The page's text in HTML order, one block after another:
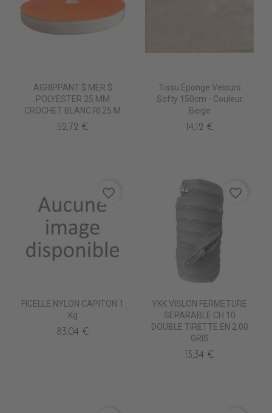
AGRIPPANT $ MER $
POLYESTER 25 MM
CROCHET BLANC Rl 25 M
52,72 €
Tissu Éponge Velours
Softy 150cm - Couleur
Beige
14,12 €
FICELLE NYLON CAPITON 1
Kg
83,04 €
favorite_border
YKK VISLON FERMETURE
SEPARABLE CH 10
DOUBLE TIRETTE EN 2.00
GRIS
13,34 €
favorite_border